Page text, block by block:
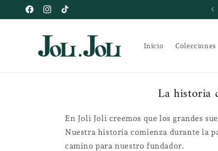
directamente
al contenido
FacebookInstagram
TikTok
Inicio Colecciones
La historia
En Joli Joli creemos que los grandes
Nuestra historia comienza durante la
camino para nuestro fundador.